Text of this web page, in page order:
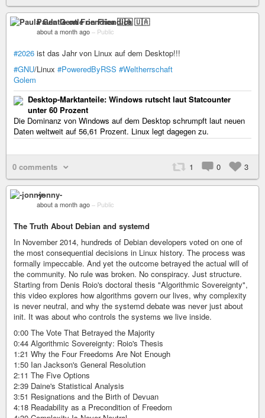
Paula Gentle on Friendica 🇺🇦
about a month ago – Public
#2026 ist das Jahr von Linux auf dem Desktop!!!
#GNU/Linux #PoweredByRSS #Weltherrschaft
Golem
Desktop-Marktanteile: Windows rutscht laut Statcounter
unter 60 Prozent
Die Dominanz von Windows auf dem Desktop schrumpft laut neuen
Daten weltweit auf 56,61 Prozent. Linux legt dagegen zu.
0 comments 1 0 3
-jonny-
about a month ago – Public
The Truth About Debian and systemd
In November 2014, hundreds of Debian developers voted on one of
the most consequential decisions in Linux history. The process was
formally impeccable. And yet the outcome betrayed the actual will of
the community. No rule was broken. No conspiracy. Just structure.
Starting from Denis Roio's doctoral thesis "Algorithmic Sovereignty",
this video explores how algorithms govern our lives, why complexity
is never neutral, and why the systemd debate was never just about
init. It was about who controls the systems we live inside.
0:00 The Vote That Betrayed the Majority
0:44 Algorithmic Sovereignty: Roio's Thesis
1:21 Why the Four Freedoms Are Not Enough
1:50 Ian Jackson's General Resolution
2:11 The Five Options
2:39 Daine's Statistical Analysis
3:51 Resignations and the Birth of Devuan
4:18 Readability as a Precondition of Freedom